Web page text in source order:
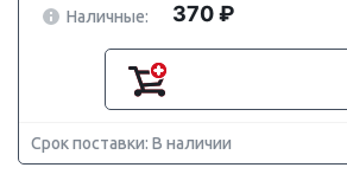
Наличные:
370 ₽
Срок поставки: В наличии